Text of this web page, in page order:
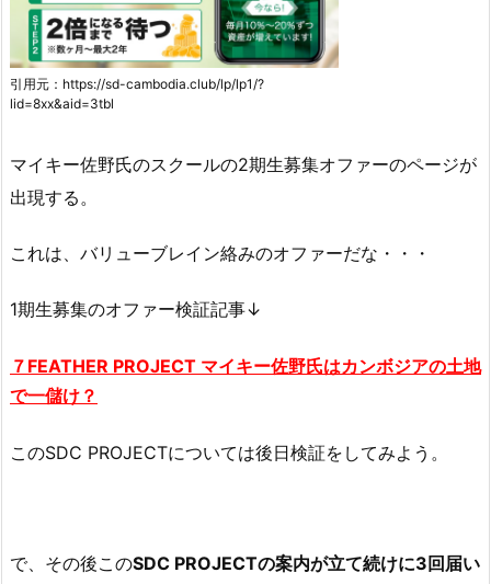
引用元：https://sd-cambodia.club/lp/lp1/?
lid=8xx&aid=3tbl
マイキー佐野氏のスクールの2期生募集オファーのページが
出現する。
これは、バリューブレイン絡みのオファーだな・・・
1期生募集のオファー検証記事↓
７FEATHER PROJECT マイキー佐野氏はカンボジアの土地
で一儲け？
このSDC PROJECTについては後日検証をしてみよう。
で、その後このSDC PROJECTの案内が立て続けに3回届い